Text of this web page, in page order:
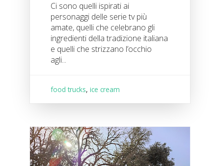
Ci sono quelli ispirati ai
personaggi delle serie tv più
amate, quelli che celebrano gli
ingredienti della tradizione italiana
e quelli che strizzano l’occhio
agli...
food trucks,ice cream